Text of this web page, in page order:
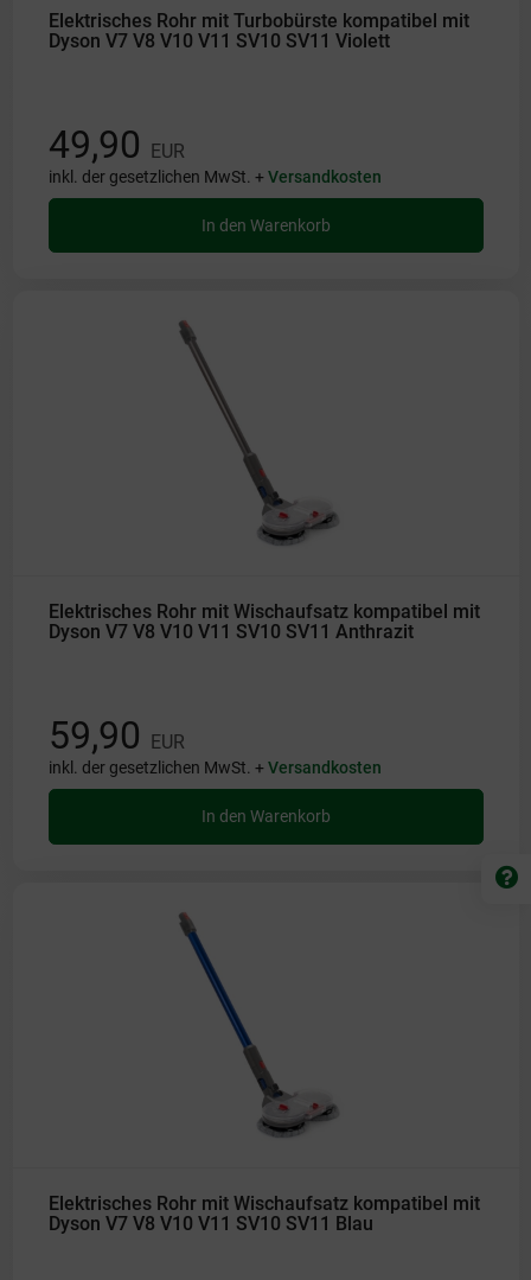
Elektrisches Rohr mit Turbobürste kompatibel mit
Dyson V7 V8 V10 V11 SV10 SV11 Violett
49,90 EUR
inkl. der gesetzlichen MwSt. +Versandkosten
In den Warenkorb
Elektrisches Rohr mit Wischaufsatz kompatibel mit
Dyson V7 V8 V10 V11 SV10 SV11 Anthrazit
59,90 EUR
inkl. der gesetzlichen MwSt. +Versandkosten
In den Warenkorb
Elektrisches Rohr mit Wischaufsatz kompatibel mit
Dyson V7 V8 V10 V11 SV10 SV11 Blau